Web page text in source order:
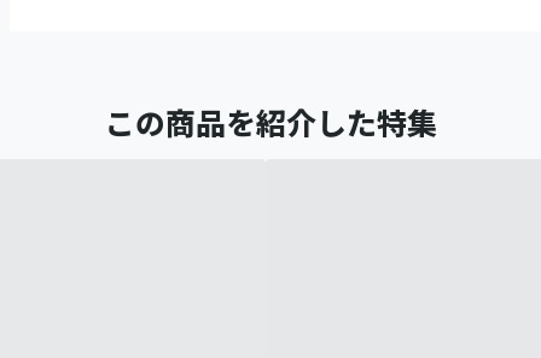
この商品を紹介した特集